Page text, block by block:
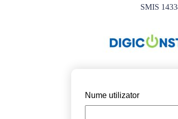
SMIS
Nume utilizator